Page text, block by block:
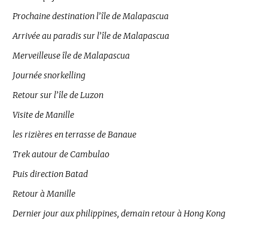
Prochaine destination l’île de Malapascua
Arrivée au paradis sur l’île de Malapascua
Merveilleuse île de Malapascua
Journée snorkelling
Retour sur l’île de Luzon
Visite de Manille
les rizières en terrasse de Banaue
Trek autour de Cambulao
Puis direction Batad
Retour à Manille
Dernier jour aux philippines, demain retour à Hong Kong